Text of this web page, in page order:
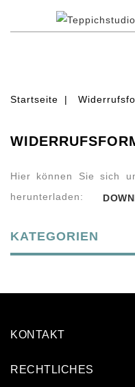
Startseite
Hier können Sie sich
herunterladen:
KATEGORIEN
KONTAKT
RECHTLICHES